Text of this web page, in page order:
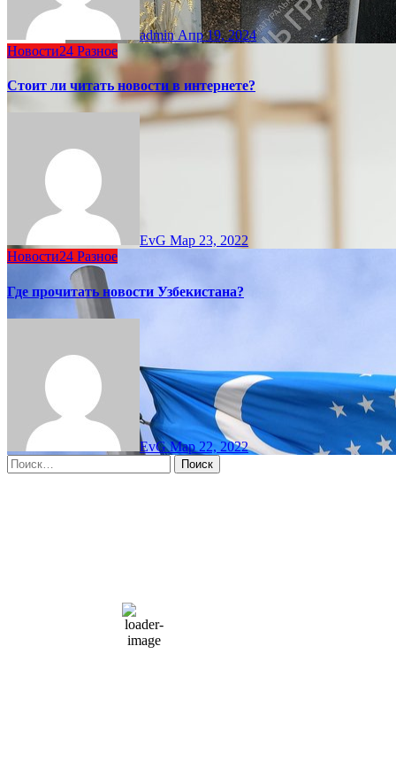
adminАпр 19, 2024
Новости24 Разное
Стоит ли читать новости в интернете?
EvG Мар 23, 2022
Новости24 Разное
Где прочитать новости Узбекистана?
EvGМар 22, 2022
Найти:
66 %
1004 мб
10 mph